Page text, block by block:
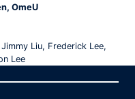
OmeU
Liu, Frederick Lee,
Lee